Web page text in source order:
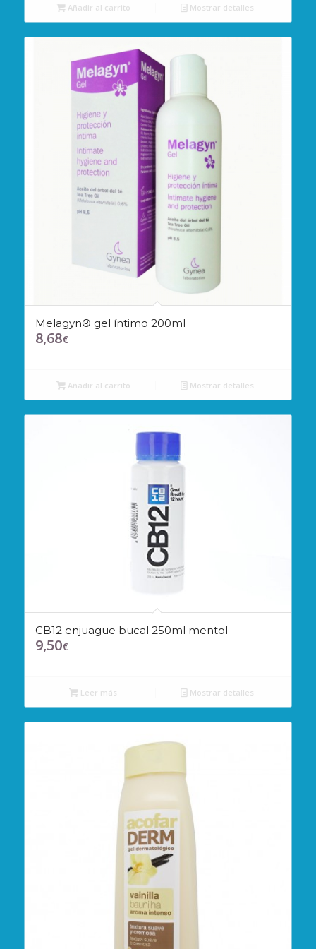
Añadir al carrito Mostrar detalles
Melagyn® gel íntimo 200ml
8,68€
Añadir al carrito Mostrar detalles
CB12 enjuague bucal 250ml mentol
9,50€
Leer más Mostrar detalles